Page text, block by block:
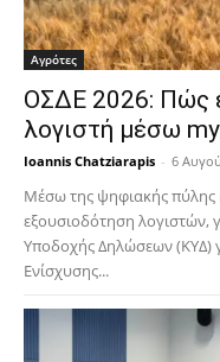
Αγρότες
ΟΣΔΕ 2026: Πώς
λογιστή μέσω
Ioannis Chatziarapis - 6
Μέσω της ψηφιακής πύλης
εξουσιοδότηση
Υποδοχής Δηλώσεων (ΚΥΔ)
Ενίσχυσης...